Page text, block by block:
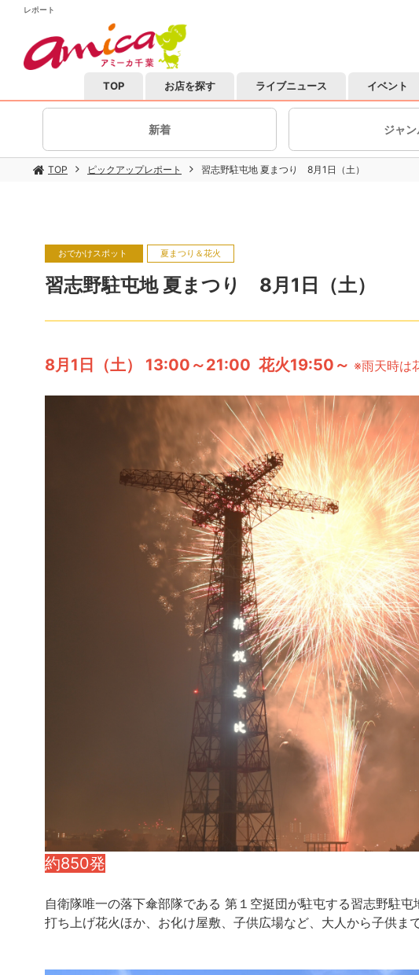
レポート
TOP お店を探す ライブニュース イベント
新着 ジャン
TOP ピックアップレポート 習志野駐屯地 夏まつり 8月1日（土）
おでかけスポット 夏まつり＆花火
習志野駐屯地 夏まつり 8月1日（土）
8月1日（土） 13:00～21:00 花火19:50～ ※雨天時は
約850発
自衛隊唯一の落下傘部隊である 第１空挺団が駐屯する習志野駐屯
打ち上げ花火ほか、お化け屋敷、子供広場など、大人から子供ま